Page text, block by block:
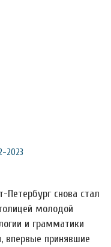
2023
Петербург снова стал
молодой
и грамматики
впервые принявшие